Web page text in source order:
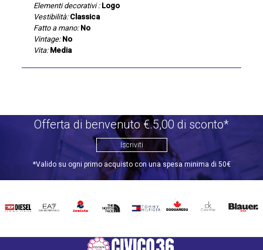
Elementi decorativi : Logo
Vestibilità: Classica
Fatto a mano: No
Vintage: No
Vita: Media
Offerta di benvenuto €.5,00 di sconto*
Iscriviti
*Valido su ogni primo acquisto con una spesa minima di 50€
DIESEL EA7 INVICTATHE
TOMMY
DSQUARED2
CALVIN BLAUER